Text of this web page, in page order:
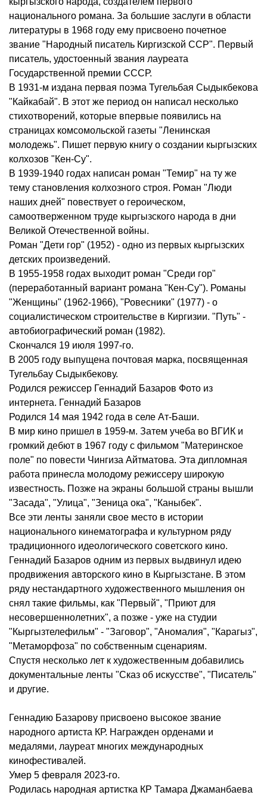
национального романа. За большие заслуги в области
литературы в 1968 году ему присвоено почетное
звание "Народный писатель Киргизской ССР". Первый
писатель, удостоенный звания лауреата
Государственной премии СССР.
В 1931-м издана первая поэма Тугельбая Сыдыкбекова
"Кайкабай". В этот же период он написал несколько
стихотворений, которые впервые появились на
страницах комсомольской газеты "Ленинская
молодежь". Пишет первую книгу о создании кыргызских
колхозов "Кен-Су".
В 1939-1940 годах написан роман "Темир" на ту же
тему становления колхозного строя. Роман "Люди
наших дней" повествует о героическом,
самоотверженном труде кыргызского народа в дни
Великой Отечественной войны.
Роман "Дети гор" (1952) - одно из первых кыргызских
детских произведений.
В 1955-1958 годах выходит роман "Среди гор"
(переработанный вариант романа "Кен-Су"). Романы
"Женщины" (1962-1966), "Ровесники" (1977) - о
социалистическом строительстве в Киргизии. "Путь" -
автобиографический роман (1982).
Скончался 19 июля 1997-го.
В 2005 году выпущена почтовая марка, посвященная
Тугельбау Сыдыкбекову.
Родился режиссер Геннадий Базаров Фото из
интернета. Геннадий Базаров
Родился 14 мая 1942 года в селе Ат-Баши.
В мир кино пришел в 1959-м. Затем учеба во ВГИК и
громкий дебют в 1967 году с фильмом "Материнское
поле" по повести Чингиза Айтматова. Эта дипломная
работа принесла молодому режиссеру широкую
известность. Позже на экраны большой страны вышли
"Засада", "Улица", "Зеница ока", "Каныбек".
Все эти ленты заняли свое место в истории
национального кинематографа и культурном ряду
традиционного идеологического советского кино.
Геннадий Базаров одним из первых выдвинул идею
продвижения авторского кино в Кыргызстане. В этом
ряду нестандартного художественного мышления он
снял такие фильмы, как "Первый", "Приют для
несовершеннолетних", а позже - уже на студии
"Кыргызтелефильм" - "Заговор", "Аномалия", "Карагыз",
"Метаморфоза" по собственным сценариям.
Спустя несколько лет к художественным добавились
документальные ленты "Сказ об искусстве", "Писатель"
и другие.
Геннадию Базарову присвоено высокое звание
народного артиста КР. Награжден орденами и
медалями, лауреат многих международных
кинофестивалей.
Умер 5 февраля 2023-го.
Родилась народная артистка КР Тамара Джаманбаева